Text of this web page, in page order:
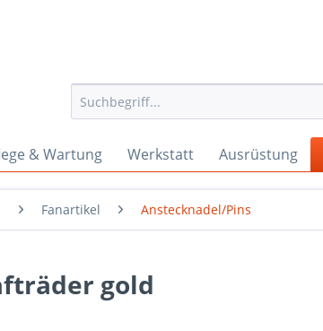
& Wartung Werkstatt Ausrüstung
Fanartikel Anstecknadel/Pins
gold